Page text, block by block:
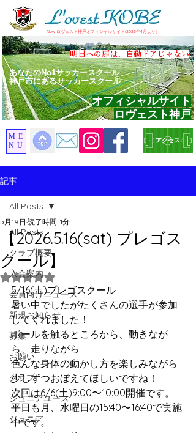
​New ロヴェスト神戸オフィシャルサイト(2023年4月より）
​明日への扉は、自動ドアじゃない
あなたのNo1サッカースクール
神戸市にあるサッカースクール
アクセス
オフィシャルサイト
ロヴェスト神戸
ME
NU
記事
All Posts
クラブ概要
入会案内
会員向けニュース
新規お知らせ
募集
お願い
クラブ
ジュニアユース
ジュニア
All Posts
【2026.5.16(sat) プレゴス
クール】
5月19日 読了時間: 1分
5つ星のうちNaNと評価されています。
5/16(土)プレゴスクール
暑い中でしたがたくさんの選手が参加
してくれました！
ボールを触るところから、動きなが
ら、走りながら
色んな身体の動かし方を楽しみながら
少しずつおぼえてほしいですね！
次回は6/6(土)9:00〜10:00開催です。
平日も月、水曜日の15:40〜16:40で実施
中です。